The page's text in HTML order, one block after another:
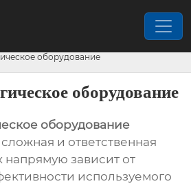
оборудование
оборудование
оборудование
и ответственная
напрямую зависит от
используемого